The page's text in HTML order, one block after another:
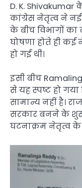
D. K.
कांग्रेस नेतृत्व ने
के बीच विभागों का
घोषणा होते ही
हो गई थी।
इसी बीच
से यह स्पष्ट हो
सामान्य नहीं है।
सरकार बनने के
घटनाक्रम नेतृत्व के